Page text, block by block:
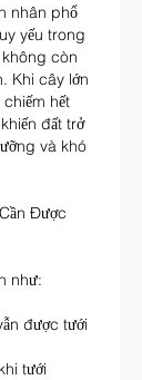
nhân phổ
yếu trong
còn
Khi cây lớn
hết
đất trở
và khó
Được
như:
được tưới
tưới